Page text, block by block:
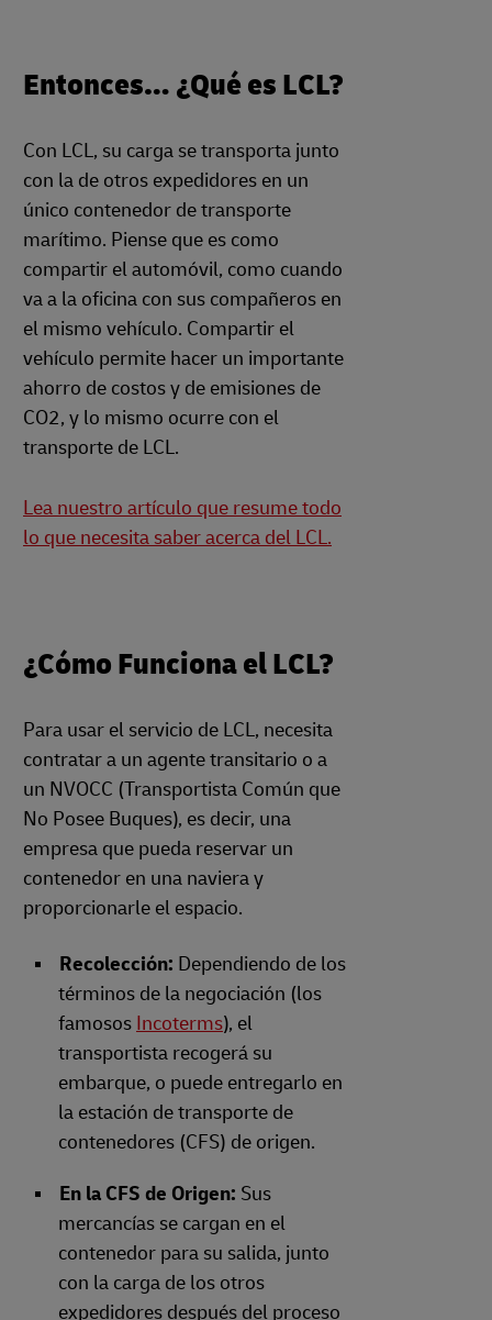
Entonces… ¿Qué es LCL?
Con LCL, su carga se transporta junto
con la de otros expedidores en un
único contenedor de transporte
marítimo. Piense que es como
compartir el automóvil, como cuando
va a la oficina con sus compañeros en
el mismo vehículo. Compartir el
vehículo permite hacer un importante
ahorro de costos y de emisiones de
CO2, y lo mismo ocurre con el
transporte de LCL.
Lea nuestro artículo que resume todo
lo que necesita saber acerca del LCL.
¿Cómo Funciona el LCL?
Para usar el servicio de LCL, necesita
contratar a un agente transitario o a
un NVOCC (Transportista Común que
No Posee Buques), es decir, una
empresa que pueda reservar un
contenedor en una naviera y
proporcionarle el espacio.
Recolección: Dependiendo de los
términos de la negociación (los
famosos Incoterms), el
transportista recogerá su
embarque, o puede entregarlo en
la estación de transporte de
contenedores (CFS) de origen.
En la CFS de Origen: Sus
mercancías se cargan en el
contenedor para su salida, junto
con la carga de los otros
expedidores después del proceso